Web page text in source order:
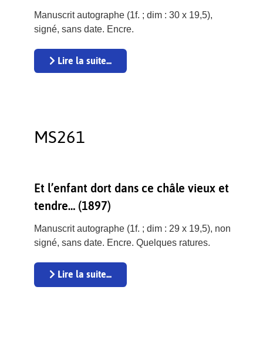
Manuscrit autographe (1f. ; dim : 30 x 19,5),
signé, sans date. Encre.
Lire la suite...
MS261
Et l’enfant dort dans ce châle vieux et
tendre… (1897)
Manuscrit autographe (1f. ; dim : 29 x 19,5), non
signé, sans date. Encre. Quelques ratures.
Lire la suite...